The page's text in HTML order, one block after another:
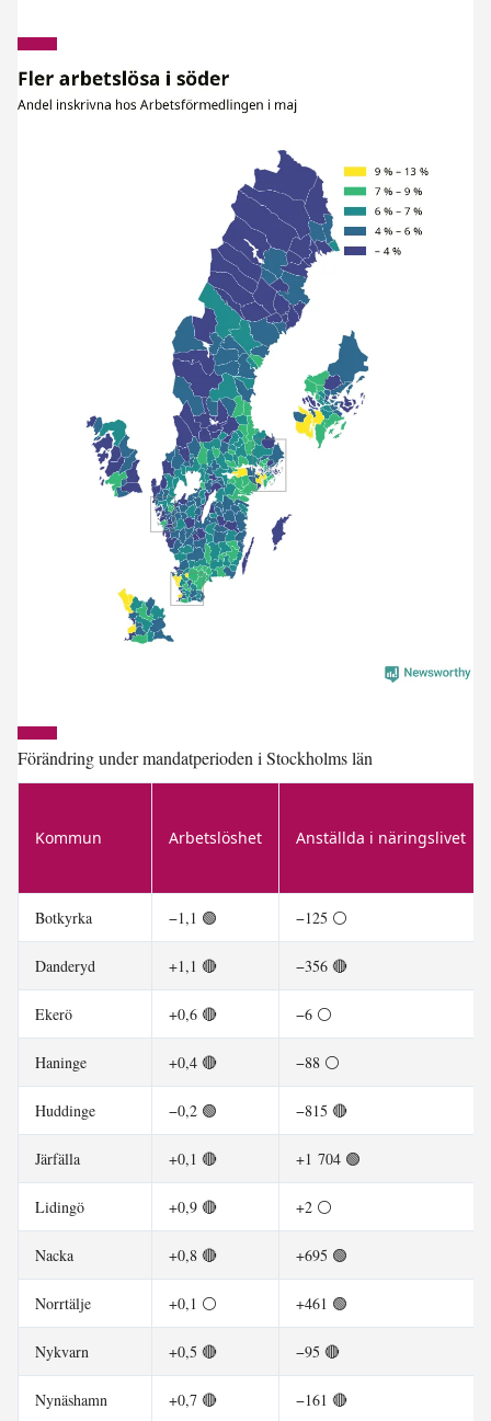
Förändring under mandatperioden i Stockholms län
Kommun Arbetslöshet Anställda i näringslivet
Botkyrka −1,1 🟢 −125 ⚪
Danderyd +1,1 🔴 −356 🔴
Ekerö +0,6 🔴 −6 ⚪
Haninge +0,4 🔴 −88 ⚪
Huddinge −0,2 🟢 −815 🔴
Järfälla +0,1 🔴 +1 704 🟢
Lidingö +0,9 🔴 +2 ⚪
Nacka +0,8 🔴 +695 🟢
Norrtälje +0,1 ⚪ +461 🟢
Nykvarn +0,5 🔴 −95 🔴
Nynäshamn +0,7 🔴 −161 🔴